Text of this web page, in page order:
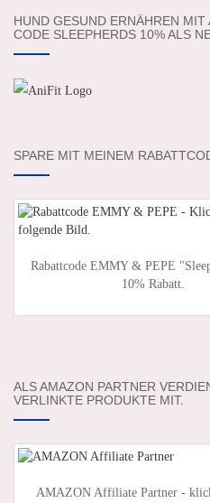
HUND GESUND ERNÄHREN
CODE SLEEPHERDS 10% ALS
SPARE MIT MEINEM
Rabattcode EMMY & PEPE
10% Rabatt.
ALS AMAZON PARTNER
VERLINKTE PRODUKTE MIT.
AMAZON Affiliate Partner -